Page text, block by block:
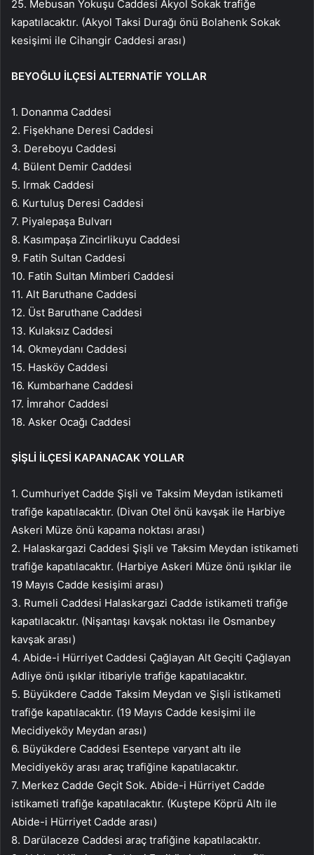
25. Mebusan Yokuşu Caddesi Akyol Sokak trafiğe
kapatılacaktır. (Akyol Taksi Durağı önü Bolahenk Sokak
kesişimi ile Cihangir Caddesi arası)
BEYOĞLU İLÇESİ ALTERNATİF YOLLAR
1. Donanma Caddesi
2. Fişekhane Deresi Caddesi
3. Dereboyu Caddesi
4. Bülent Demir Caddesi
5. Irmak Caddesi
6. Kurtuluş Deresi Caddesi
7. Piyalepaşa Bulvarı
8. Kasımpaşa Zincirlikuyu Caddesi
9. Fatih Sultan Caddesi
10. Fatih Sultan Mimberi Caddesi
11. Alt Baruthane Caddesi
12. Üst Baruthane Caddesi
13. Kulaksız Caddesi
14. Okmeydanı Caddesi
15. Hasköy Caddesi
16. Kumbarhane Caddesi
17. İmrahor Caddesi
18. Asker Ocağı Caddesi
ŞİŞLİ İLÇESİ KAPANACAK YOLLAR
1. Cumhuriyet Cadde Şişli ve Taksim Meydan istikameti
trafiğe kapatılacaktır. (Divan Otel önü kavşak ile Harbiye
Askeri Müze önü kapama noktası arası)
2. Halaskargazi Caddesi Şişli ve Taksim Meydan istikameti
trafiğe kapatılacaktır. (Harbiye Askeri Müze önü ışıklar ile
19 Mayıs Cadde kesişimi arası)
3. Rumeli Caddesi Halaskargazi Cadde istikameti trafiğe
kapatılacaktır. (Nişantaşı kavşak noktası ile Osmanbey
kavşak arası)
4. Abide-i Hürriyet Caddesi Çağlayan Alt Geçiti Çağlayan
Adliye önü ışıklar itibariyle trafiğe kapatılacaktır.
5. Büyükdere Cadde Taksim Meydan ve Şişli istikameti
trafiğe kapatılacaktır. (19 Mayıs Cadde kesişimi ile
Mecidiyeköy Meydan arası)
6. Büyükdere Caddesi Esentepe varyant altı ile
Mecidiyeköy arası araç trafiğine kapatılacaktır.
7. Merkez Cadde Geçit Sok. Abide-i Hürriyet Cadde
istikameti trafiğe kapatılacaktır. (Kuştepe Köprü Altı ile
Abide-i Hürriyet Cadde arası)
8. Darülaceze Caddesi araç trafiğine kapatılacaktır.